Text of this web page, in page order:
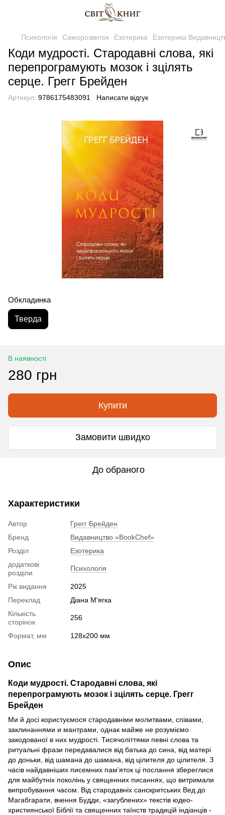
Психологія Саморозвиток Езотерика Езотерика
Коди мудрості. Стародавні слова, які
перепрограмують мозок і зцілять
серце. Грегг Брейден
Артикул: 9786175483091 Написати відгук
Обкладинка
Тверда
В наявності
280 грн
Купити
Замовити швидко
До обраного
Характеристики
Автор
Грегг Брейден
Бренд
Видавництво «BookChef»
Розділ
Езотерика
додаткові
розділи
Психологія
Рік видання
2025
Переклад
Діана М'ягка
Кількість
сторінок
256
Формат, мм 128х200 мм
Опис
Коди мудрості. Стародавні слова, які
перепрограмують мозок і зцілять серце. Грегг
Брейден
Ми й досі користуємося стародавніми молитвами, співами,
заклинаннями и мантрами, однак майже не розуміємо
закодованої в них мудрості. Тисячоліттями певні слова та
ритуальні фрази передавалися від батька до сина, від матері
до доньки, від шамана до шамана, від цілителя до цілителя. З
часів найдавніших писемних памʼяток ці послання збереглися
для майбутніх поколінь у священних писаннях, що витримали
випробування часом. Від стародавніх санскритських Вед до
Магабгарати, вчення Будди, «загублених» текстів юдео-
християнської Біблії та священних таїнств традицій індіанців -